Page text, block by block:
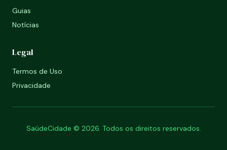
Guias
Notícias
Legal
Termos de Uso
Privacidade
SaúdeCidade © 2026. Todos os direitos reservados.